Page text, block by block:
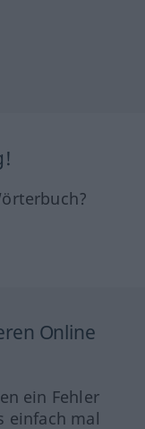
Online
ein Fehler
einfach mal